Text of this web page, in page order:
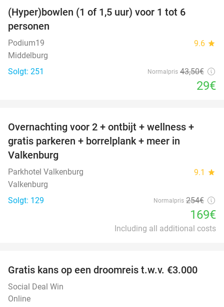
(Hyper)bowlen (1 of 1,5 uur) voor 1 tot 6
personen
Podium19 9.6 star
Middelburg
Solgt: 251
Normalpris 43,50€
29€
33%
Overnachting voor 2 + ontbijt + wellness +
gratis parkeren + borrelplank + meer in
Valkenburg
Parkhotel Valkenburg 9.1 star
Valkenburg
Solgt: 129
Normalpris 254€
169€
Including all additional costs
Gratis kans op een droomreis t.w.v. €3.000
Social Deal Win
Online